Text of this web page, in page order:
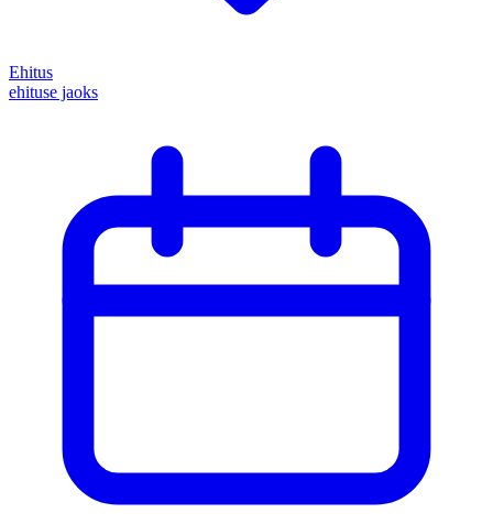
Ehitus
ehituse jaoks